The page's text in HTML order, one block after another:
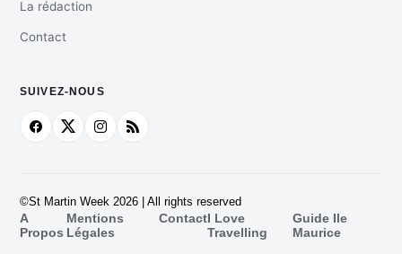
La rédaction
Contact
SUIVEZ-NOUS
©St Martin Week 2026 | All rights reserved
A
Propos
Mentions
Légales
ContactI Love
Travelling
Guide Ile
Maurice